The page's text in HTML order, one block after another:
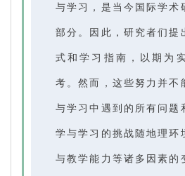
与学习，是当今国际学术
部分。因此，研究者们提
式和学习指南，以期为
考。然而，这些努力并不
与学习中遇到的所有问题
学与学习的挑战随地理环
与教学能力等诸多因素的